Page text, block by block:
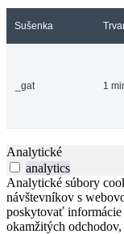
Sušenka
_gat 1
Analytické
analytics
Analytické súbory
návštevníkov s
poskytovať informácie
okamžitých